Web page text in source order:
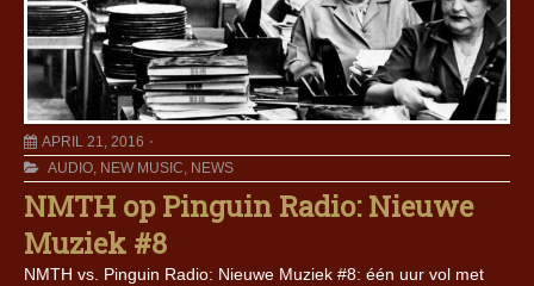
APRIL 21, 2016
AUDIO, NEW MUSIC, NEWS
NMTH op Pinguin Radio: Nieuwe
Muziek #8
NMTH vs. Pinguin Radio: Nieuwe Muziek #8: één uur vol met